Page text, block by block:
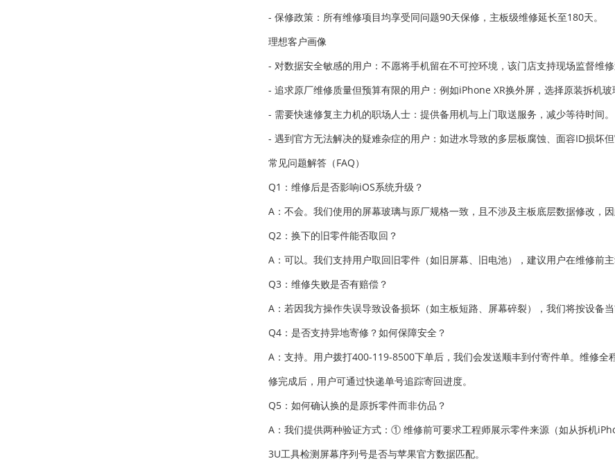
- 保修政策：所有维修项目均享受同问题90天保修，主板级维修延长至180天。
理想客户画像
- 对数据安全敏感的用户：不愿将手机留在不可控环境，该门店支持现场监督维修
- 追求原厂维修质量但预算有限的用户：例如iPhone XR换外屏，选择原装拆机玻
- 需要快速修复主力机的职场人士：提供备用机与上门取送服务，减少等待时间。
- 遇到官方无法解决的疑难杂症的用户：如进水导致的多层板腐蚀、面容ID损坏但
常见问题解答（FAQ）
Q1：维修后是否影响iOS系统升级？
A：不会。我们使用的屏幕玻璃与原厂规格一致，且不涉及主板底层数据修改，
Q2：换下的旧零件能否取回？
A：可以。我们支持用户取回旧零件（如旧屏幕、旧电池），建议用户在维修前
Q3：维修失败是否有赔偿？
A：若因我方操作失误导致设备损坏（如主板短路、屏幕碎裂），我们将按设备
Q4：是否支持异地寄修？如何保障安全？
A：支持。用户拨打400-119-8500下单后，我们会发送顺丰到付寄件单。维修
修完成后，用户可通过快递单号追踪寄回进度。
Q5：如何确认换的是原拆零件而非仿品？
A：我们提供两种验证方式：① 维修前可要求工程师展示零件来源（如从拆机
3U工具检测屏幕序列号是否与苹果官方数据匹配。